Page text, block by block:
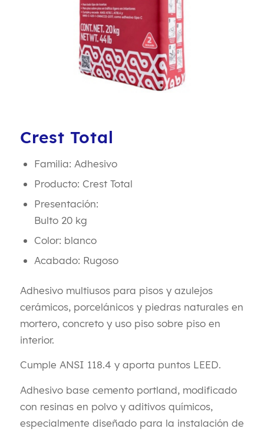
Crest Total
Familia: Adhesivo
Producto: Crest Total
Presentación:
Bulto 20 kg
Color: blanco
Acabado: Rugoso
Adhesivo multiusos para pisos y azulejos
cerámicos, porcelánicos y piedras naturales en
mortero, concreto y uso piso sobre piso en
interior.
Cumple ANSI 118.4 y aporta puntos LEED.
Adhesivo base cemento portland, modificado
con resinas en polvo y aditivos químicos,
especialmente diseñado para la instalación de